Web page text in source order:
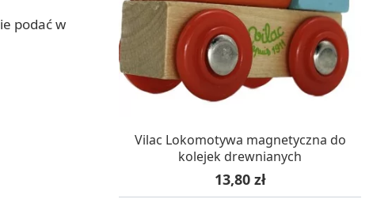
podać w
W MAGAZYNIE, DOSTAWA 24H
Vilac Lokomotywa magnetyczna do
kolejek drewnianych
Cena
13,80 zł